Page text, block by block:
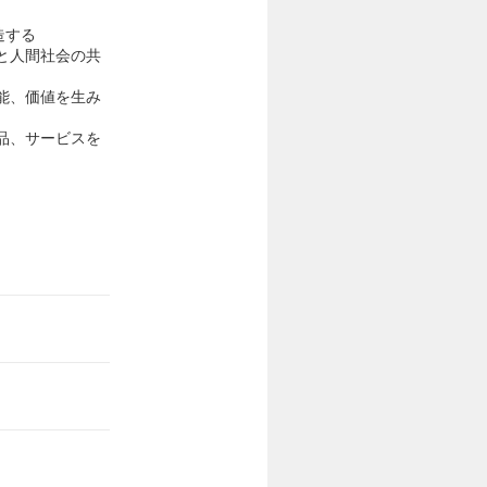
する
人間社会の共
、価値を生み
、サービスを